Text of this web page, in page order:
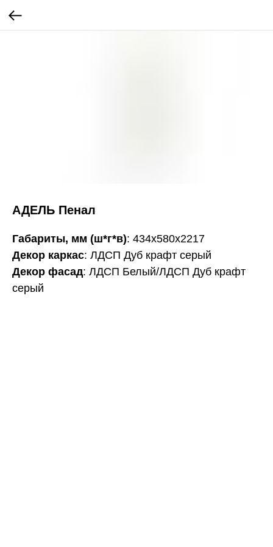
АДЕЛЬ Пенал
Габариты, мм (ш*г*в): 434х580х2217
Декор каркас: ЛДСП Дуб крафт серый
Декор фасад: ЛДСП Белый/ЛДСП Дуб крафт
серый